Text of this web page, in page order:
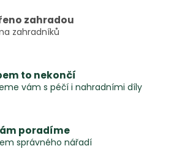
zahradou
zahradníků
to nekončí
vám s péčí i nahradními díly
poradíme
správného nářadí